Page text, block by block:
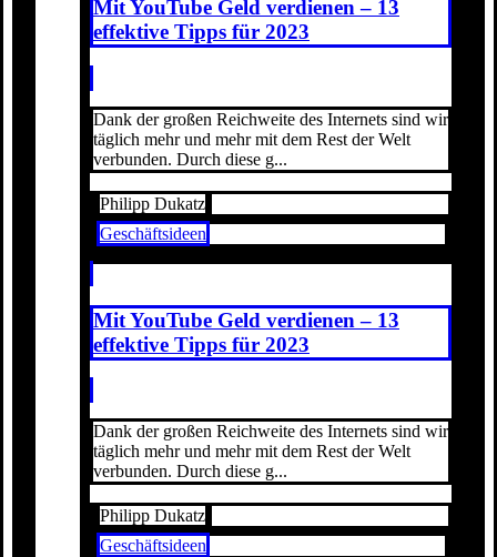
Mit YouTube Geld verdienen – 13
effektive Tipps für 2023
Dank der großen Reichweite des Internets sind wir
täglich mehr und mehr mit dem Rest der Welt
verbunden. Durch diese g...
Philipp Dukatz
Geschäftsideen
Mit YouTube Geld verdienen – 13
effektive Tipps für 2023
Dank der großen Reichweite des Internets sind wir
täglich mehr und mehr mit dem Rest der Welt
verbunden. Durch diese g...
Philipp Dukatz
Geschäftsideen